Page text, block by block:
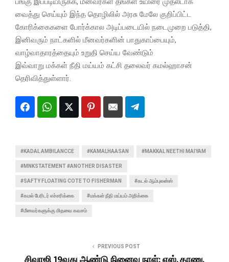
வைத்து செய்யும்‌ இந்த தொழிலில்‌ அரசு மேலே குறிப்பிட்ட
கோரிக்கைகளை போர்க்கால அடிப்படையில்‌ நடைமுறை படுத்தி,
இனிவரும்‌ நாட்களில்‌ மீனவர்களின்‌ பாதுகாப்பையும்‌,
வாழ்வாதாரத்தையும்‌ உறுதி செய்ய வேண்டும்‌
இவ்வாறு மக்கள்‌ நீதி மய்யம்‌ கட்சி தலைவர் கமல்ஹாசன்
தெரிவித்துள்ளார்.
#KADAL AMBILANCCE #KAMALHAASAN #MAKKAL NEETHI MAIYAM
#MNKSTATEMENT #ANOTHER DISASTER
#SAFTY FLOATING COTE TO FISHERMAN #கடல் ஆம்புலன்ஸ்
#கமல் பேரிடர் எச்சரிக்கை #மக்கள் நீதி மய்யம் அறிக்கை
#மீனவர்களுக்கு மிதவை கவசம்
PREVIOUS POST